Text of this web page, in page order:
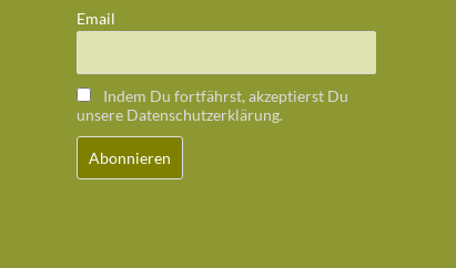
Email
Indem Du fortfährst, akzeptierst Du
unsere Datenschutzerklärung.